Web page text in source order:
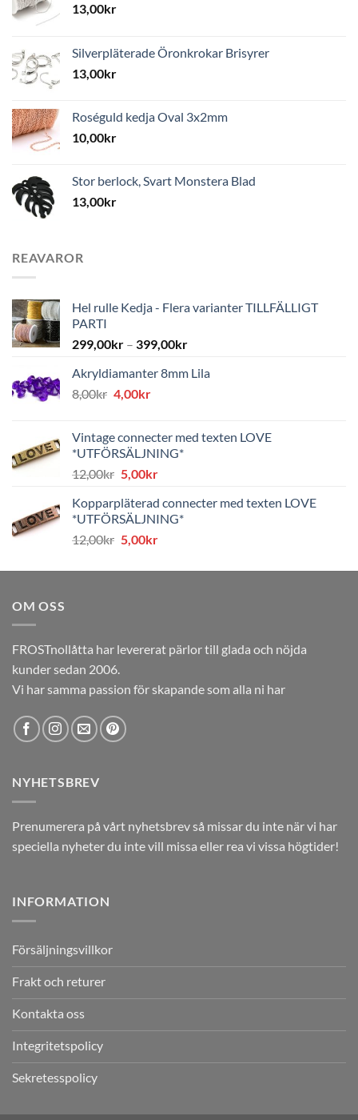
13,00kr
Silverpläterade Öronkrokar Brisyrer
13,00kr
Roséguld kedja Oval 3x2mm
10,00kr
Stor berlock, Svart Monstera Blad
13,00kr
REAVAROR
Hel rulle Kedja - Flera varianter TILLFÄLLIGT
PARTI
299,00kr – 399,00kr
Akryldiamanter 8mm Lila
8,00kr Det
var:
8,00kr.
4,00krDet
är:
4,00kr.
Vintage connecter med texten LOVE
*UTFÖRSÄLJNING*
12,00kr Det
priset
var:
12,00kr.
5,00krDet
priset
är:
5,00kr.
Kopparpläterad connecter med texten LOVE
*UTFÖRSÄLJNING*
12,00kr Det
priset
5,00krDet
priset
OM OSS
FROSTnollåtta har levererat pärlor till glada och nöjda
kunder sedan 2006.
Vi har samma passion för skapande som alla ni har
NYHETSBREV
Prenumerera på vårt nyhetsbrev så missar du inte när vi har
speciella nyheter du inte vill missa eller rea vi vissa högtider!
INFORMATION
Försäljningsvillkor
Frakt och returer
Kontakta oss
Integritetspolicy
Sekretesspolicy